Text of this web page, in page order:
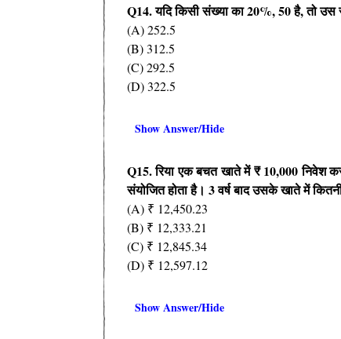
Q14.यदि किसी संख्या का20%, 50है,तो उस
(A) 252.5
(B) 312.5
(C) 292.5
(D) 322.5
Show Answer/Hide
Q15.रिया एक बचत खाते में₹ 10,000निवेश
संयोजित होता है। 3वर्ष बाद उसके खाते में कितनी
(A) ₹ 12,450.23
(B) ₹ 12,333.21
(C) ₹ 12,845.34
(D) ₹ 12,597.12
Show Answer/Hide